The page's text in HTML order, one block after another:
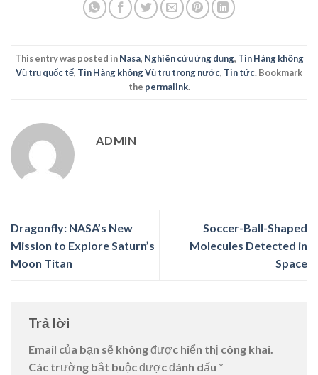
This entry was posted inNasa, Nghiên cứu ứng dụng, Tin Hàng không
Vũ trụ quốc tế, Tin Hàng không Vũ trụ trong nước, Tin tức. Bookmark
the permalink.
ADMIN
Dragonfly: NASA’s New
Mission to Explore Saturn’s
Moon Titan
Soccer-Ball-Shaped
Molecules Detected in
Space
Trả lời
Email của bạn sẽ không được hiển thị công khai.
Các trường bắt buộc được đánh dấu *